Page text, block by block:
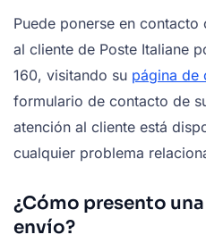
Puede ponerse en
al cliente de Poste Italiane
160, visitando su página de
formulario de contacto de
atención al cliente está
cualquier problema
¿Cómo presento
envío?